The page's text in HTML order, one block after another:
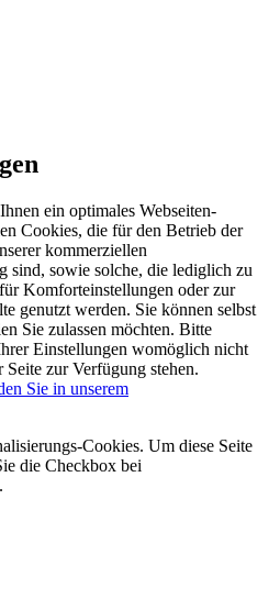
ein optimales Webseiten-
Cookies, die für den Betrieb der
kommerziellen
sind, sowie solche, die lediglich zu
Komforteinstellungen oder zur
genutzt werden. Sie können selbst
Sie zulassen möchten. Bitte
Einstellungen womöglich nicht
zur Verfügung stehen.
Sie in unserem
Cookies. Um diese Seite
die Checkbox bei